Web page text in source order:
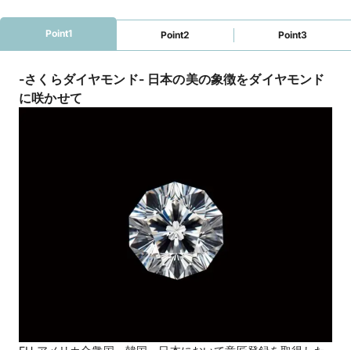
Point1 Point2 Point3
-さくらダイヤモンド- 日本の美の象徴をダイヤモンド
に咲かせて